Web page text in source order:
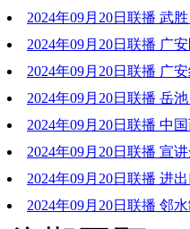
2024年09月20日联播 武
2024年09月20日联播 广
2024年09月20日联播 广
离” 2024年09月20日联播 岳
2024年09月20日联播 中
于9月25日在我市举行 共享
2024年09月20日联播 宣
2024年09月20日联播 进
营企业挑起外贸发展“大梁”
2024年09月20日联播 邻